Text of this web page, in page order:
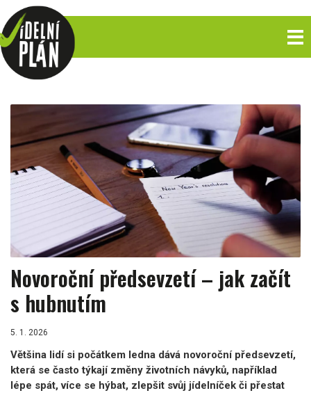
Novoroční předsevzetí – jak začít
s hubnutím
5. 1. 2026
Většina lidí si počátkem ledna dává novoroční předsevzetí,
která se často týkají změny životních návyků, například
lépe spát, více se hýbat, zlepšit svůj jídelníček či přestat